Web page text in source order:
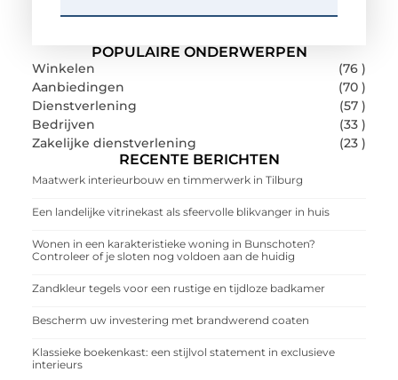
POPULAIRE ONDERWERPEN
Winkelen
(76 )
Aanbiedingen
(70 )
Dienstverlening
(57 )
Bedrijven
(33 )
Zakelijke dienstverlening
(23 )
RECENTE BERICHTEN
Maatwerk interieurbouw en timmerwerk in Tilburg
Een landelijke vitrinekast als sfeervolle blikvanger in huis
Wonen in een karakteristieke woning in Bunschoten?
Controleer of je sloten nog voldoen aan de huidig
Zandkleur tegels voor een rustige en tijdloze badkamer
Bescherm uw investering met brandwerend coaten
Klassieke boekenkast: een stijlvol statement in exclusieve
interieurs